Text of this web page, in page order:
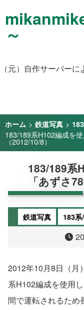
～
（元）自作サーバー
ホーム > 鉄道写真 >
183/189系H102編成を
（2012/10/8）
183/189系
「あずさ
鉄道写真 183
2012年10月8日（月
系H102編成を使用
間で運転されるた